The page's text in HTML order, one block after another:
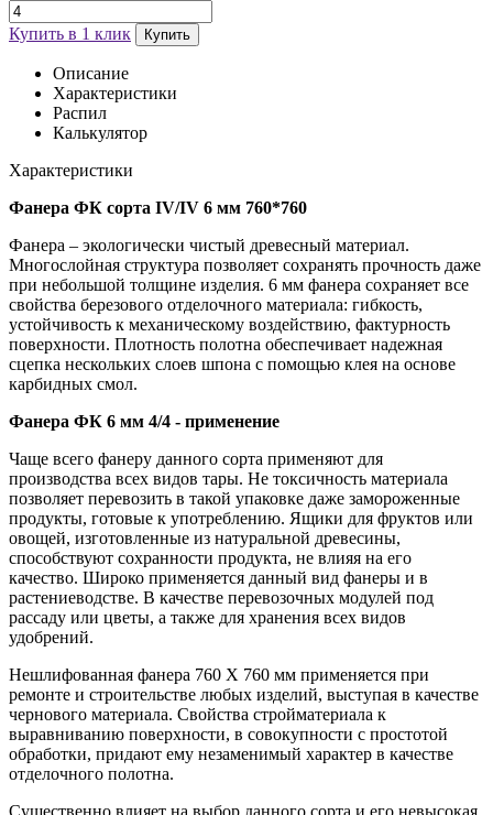
Купить в 1 клик Купить
Описание
Характеристики
Распил
Калькулятор
Характеристики
Фанера ФК сорта IV/IV 6 мм 760*760
Фанера – экологически чистый древесный материал.
Многослойная структура позволяет сохранять прочность даже
при небольшой толщине изделия. 6 мм фанера сохраняет все
свойства березового отделочного материала: гибкость,
устойчивость к механическому воздействию, фактурность
поверхности. Плотность полотна обеспечивает надежная
сцепка нескольких слоев шпона с помощью клея на основе
карбидных смол.
Фанера ФК 6 мм 4/4 - применение
Чаще всего фанеру данного сорта применяют для
производства всех видов тары. Не токсичность материала
позволяет перевозить в такой упаковке даже замороженные
продукты, готовые к употреблению. Ящики для фруктов или
овощей, изготовленные из натуральной древесины,
способствуют сохранности продукта, не влияя на его
качество. Широко применяется данный вид фанеры и в
растениеводстве. В качестве перевозочных модулей под
рассаду или цветы, а также для хранения всех видов
удобрений.
Нешлифованная фанера 760 Х 760 мм применяется при
ремонте и строительстве любых изделий, выступая в качестве
чернового материала. Свойства стройматериала к
выравниванию поверхности, в совокупности с простотой
обработки, придают ему незаменимый характер в качестве
отделочного полотна.
Существенно влияет на выбор данного сорта и его невысокая